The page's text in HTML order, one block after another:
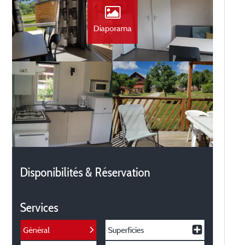
Diaporama
Disponibilités & Réservation
Services
Général Superficies